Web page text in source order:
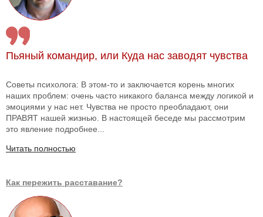
Пьяный командир, или Куда нас заводят чувства
Советы психолога: В этом-то и заключается корень многих
наших проблем: очень часто никакого баланса между логикой и
эмоциями у нас нет. Чувства не просто преобладают, они
ПРАВЯТ нашей жизнью. В настоящей беседе мы рассмотрим
это явление подробнее...
Читать полностью
Как пережить расставание?